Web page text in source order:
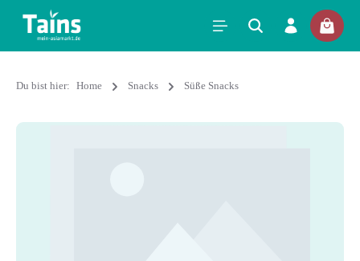
Du bist hier: Home Snacks Süße Snacks